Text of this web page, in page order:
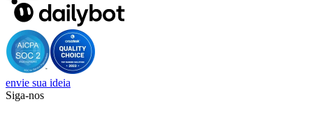
envie sua ideia
Siga-nos